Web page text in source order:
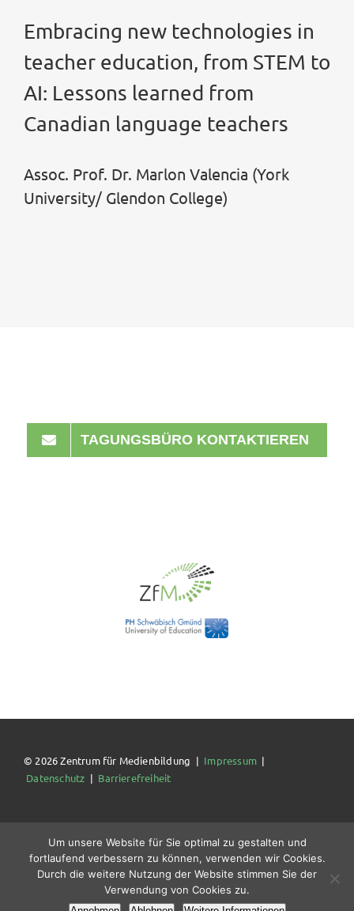
Embracing new technologies in
teacher education, from STEM to
AI: Lessons learned from
Canadian language teachers
Assoc. Prof. Dr. Marlon Valencia (York
University/ Glendon College)
TAGUNGSBÜRO KONTAKTIEREN
© 2026 Zentrum für Medienbildung | Impressum|
Datenschutz | Barrierefreiheit
Um unsere Website für Sie optimal zu gestalten und
fortlaufend verbessern zu können, verwenden wir Cookies.
Durch die weitere Nutzung der Website stimmen Sie der
Verwendung von Cookies zu.